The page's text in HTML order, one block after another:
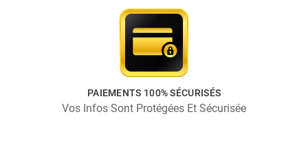
PAIEMENTS 100% SÉCURISÉS
Vos Infos Sont Protégées Et Sécurisée